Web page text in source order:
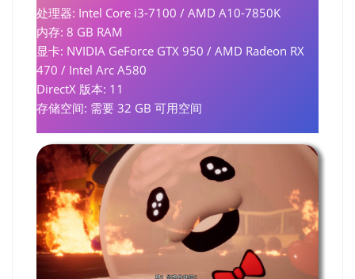
处理器: Intel Core i3-7100 / AMD A10-7850K
内存: 8 GB RAM
显卡: NVIDIA GeForce GTX 950 / AMD Radeon RX
470 / Intel Arc A580
DirectX 版本: 11
存储空间: 需要 32 GB 可用空间